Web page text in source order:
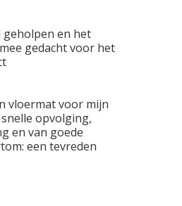
geholpen en het
gedacht voor het
vloermat voor mijn
opvolging,
en van goede
een tevreden